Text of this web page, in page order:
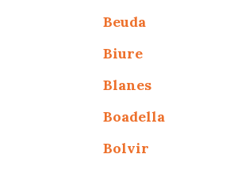
Beuda
Biure
Blanes
Boadella
Bolvir